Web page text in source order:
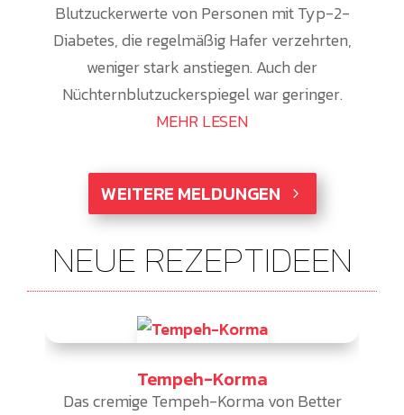
Blutzuckerwerte von Personen mit Typ-2-
Diabetes, die regelmäßig Hafer verzehrten,
weniger stark anstiegen. Auch der
Nüchternblutzuckerspiegel war geringer.
MEHR LESEN
WEITERE MELDUNGEN
NEUE REZEPTIDEEN
Tempeh-Korma
Das cremige Tempeh-Korma von Better